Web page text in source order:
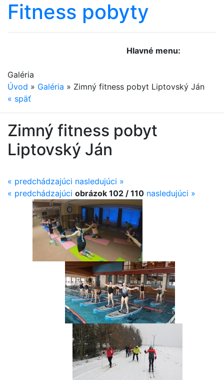
Fitness pobyty
Hlavné menu:
Galéria
Úvod » Galéria » Zimný fitness pobyt Liptovský Ján
« späť
Zimný fitness pobyt
Liptovský Ján
« predchádzajúci nasledujúci »
« predchádzajúci obrázok 102 / 110 nasledujúci »